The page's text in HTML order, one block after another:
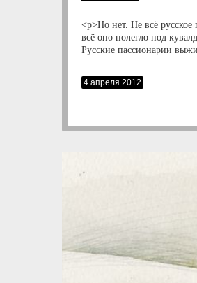
<p>Но нет. Не всё
всё оно полегло под
Русские пассионарии
4 апреля 2012